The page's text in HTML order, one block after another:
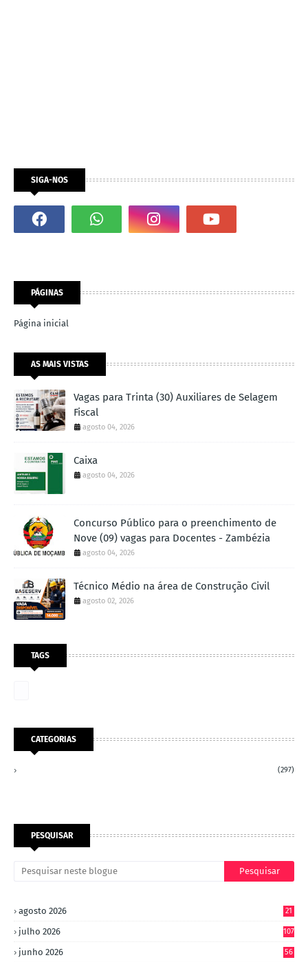
SIGA-NOS
PÁGINAS
Página inicial
AS MAIS VISTAS
Vagas para Trinta (30) Auxiliares de Selagem
Fiscal
agosto 04, 2026
Caixa
agosto 04, 2026
Concurso Público para o preenchimento de
Nove (09) vagas para Docentes - Zambézia
agosto 04, 2026
Técnico Médio na área de Construção Civil
agosto 02, 2026
TAGS
CATEGORIAS
(297)
PESQUISAR
agosto 2026 21
julho 2026 107
junho 2026 56